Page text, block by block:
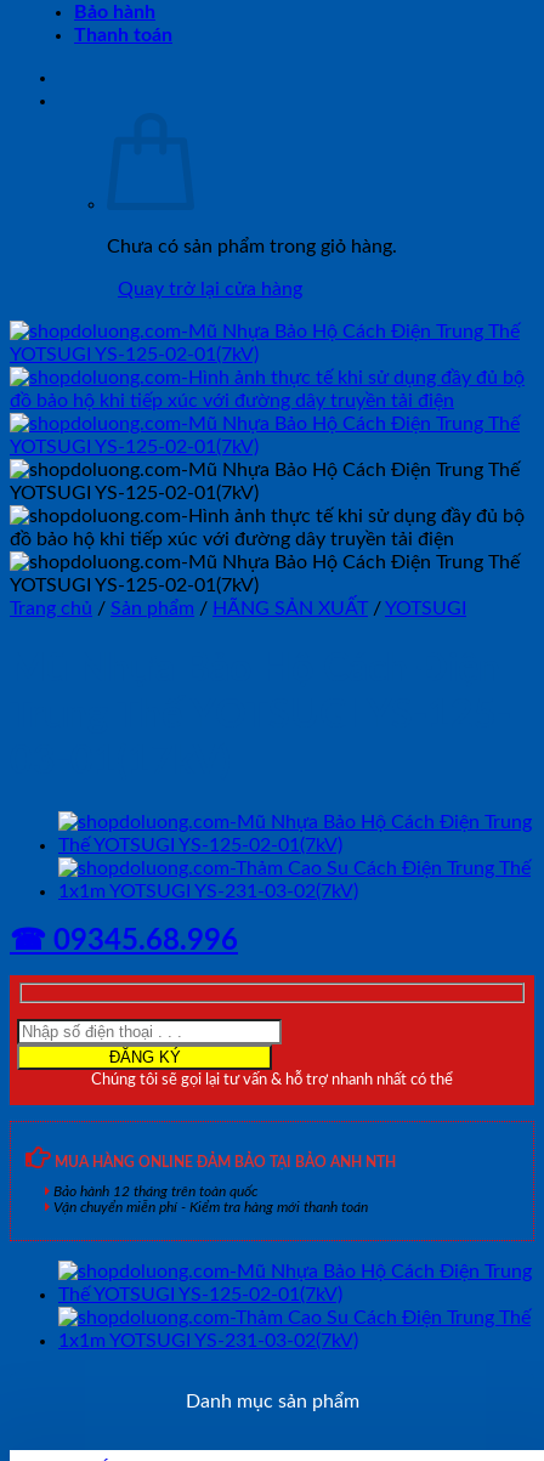
Bảo hành
Thanh toán
Chưa có sản phẩm trong giỏ hàng.
Quay trở lại cửa hàng
Trang chủ / Sản phẩm / HÃNG SẢN XUẤT /YOTSUGI
☎ 09345.68.996
Chúng tôi sẽ gọi lại tư vấn & hỗ trợ nhanh nhất có thể
MUA HÀNG ONLINE ĐẢM BẢO TẠI BẢO ANH NTH
Bảo hành 12 tháng trên toàn quốc
Vận chuyển miễn phí - Kiểm tra hàng mới thanh toán
Danh mục sản phẩm